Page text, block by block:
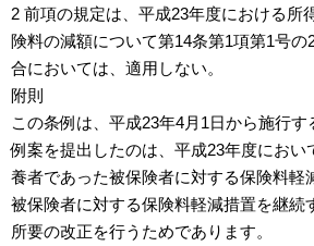
2 前項の規定は、平成23年度における所
険料の減額について第14条第1項第1号
合においては、適用しない。
附則
この条例は、平成23年4月1日から施行
例案を提出したのは、平成23年度におい
養者であった被保険者に対する保険料軽
被保険者に対する保険料軽減措置を継続
所要の改正を行うためであります。